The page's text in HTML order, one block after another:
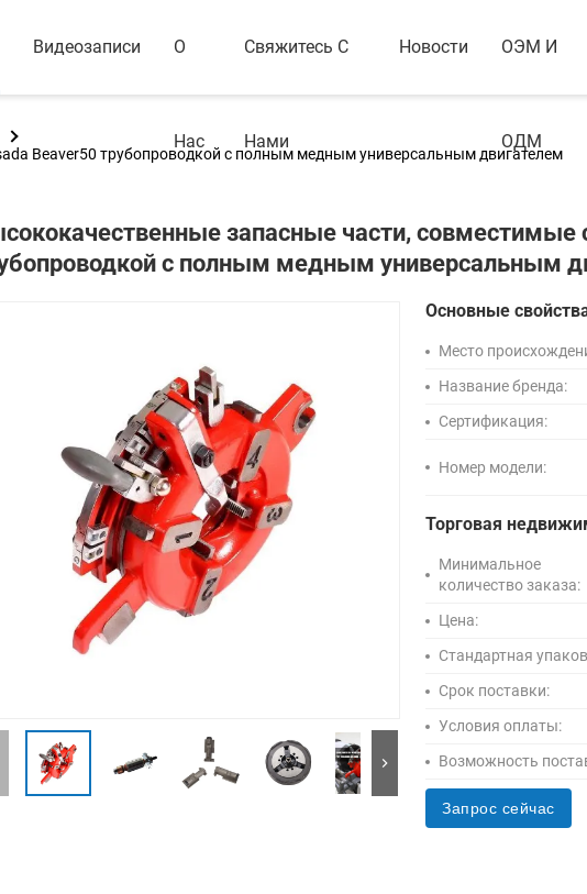
Видеозаписи О
Нас
Свяжитесь С
Нами
Новости ОЭМ И
ОДМ
Beaver50 трубопроводкой с полным медным универсальным двигателем
запасные части, совместимые
с полным медным универсальным
Основные
Место
Название бренда:
Сертификация:
Номер модели:
Торговая
Минимальное
количество заказа:
Цена:
Стандартная
Срок поставки:
Условия оплаты:
Возможность
Запрос сейчас